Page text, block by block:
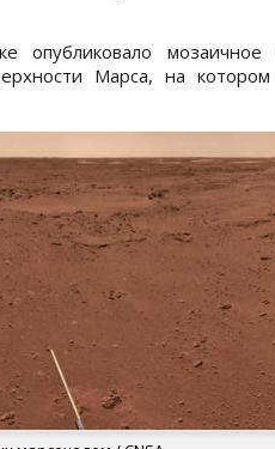
опубликовало мозаичное
Марса, на